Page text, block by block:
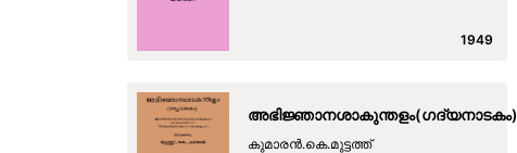
1949
അഭിജ്ഞാനശാകുന്തളം(ഗദ്യനാടകം)
കുമാരന്‍.കെ.മുട്ടത്ത്